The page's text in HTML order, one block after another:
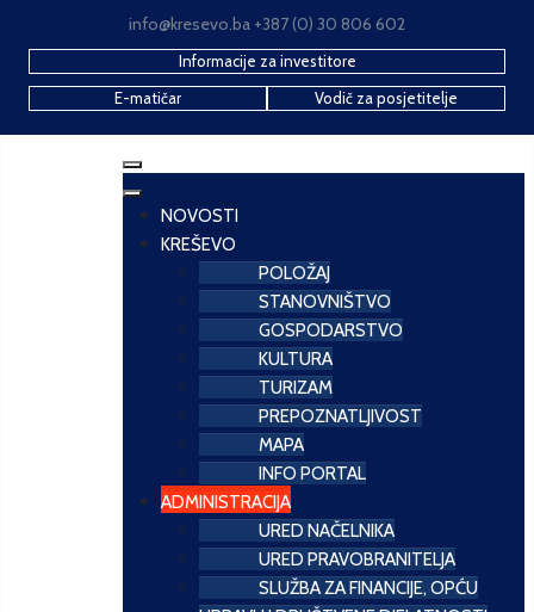
info@kresevo.ba +387 (0) 30 806 602
Informacije za investitore
E-matičar
Vodič za posjetitelje
NOVOSTI
KREŠEVO
POLOŽAJ
STANOVNIŠTVO
GOSPODARSTVO
KULTURA
TURIZAM
PREPOZNATLJIVOST
MAPA
INFO PORTAL
ADMINISTRACIJA
URED NAČELNIKA
URED PRAVOBRANITELJA
SLUŽBA ZA FINANCIJE, OPĆU